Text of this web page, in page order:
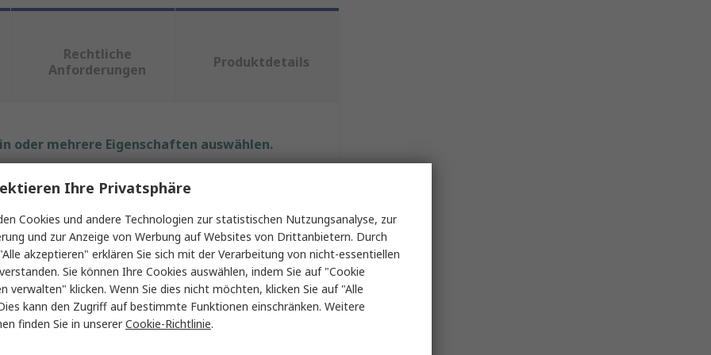
Rechtliche
Anforderungen
Produktdetails
oder mehrere Eigenschaften auswählen.
Wert
Phoenix Contact
DIN-Schienengehäuse
Polycarbonat
Hellgrau, Klar, Schwarz
Ihre Privatsphäre
Cookies und andere Technologien zur statistischen Nutzungsanalyse, zur
und zur Anzeige von Werbung auf Websites von Drittanbietern. Durch
akzeptieren" erklären Sie sich mit der Verarbeitung von nicht-essentiellen
Sie können Ihre Cookies auswählen, indem Sie auf "Cookie
verwalten" klicken. Wenn Sie dies nicht möchten, klicken Sie auf "Alle
kann den Zugriff auf bestimmte Funktionen einschränken. Weitere
finden Sie in unsererCookie-Richtlinie.